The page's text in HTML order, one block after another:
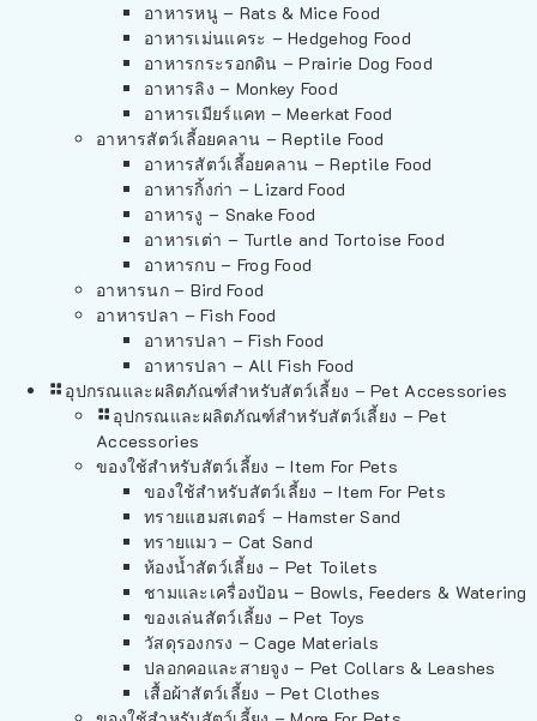
อาหารหนู – Rats & Mice Food
อาหารเม่นแคระ – Hedgehog Food
อาหารกระรอกดิน – Prairie Dog Food
อาหารลิง – Monkey Food
อาหารเมียร์แคท – Meerkat Food
อาหารสัตว์เลี้อยคลาน – Reptile Food
อาหารสัตว์เลี้อยคลาน – Reptile Food
อาหารกิ้งก่า – Lizard Food
อาหารงู – Snake Food
อาหารเต่า – Turtle and Tortoise Food
อาหารกบ – Frog Food
อาหารนก – Bird Food
อาหารปลา – Fish Food
อาหารปลา – Fish Food
อาหารปลา – All Fish Food
อุปกรณและผลิตภัณฑ์สำหรับสัตว์เลี้ยง – Pet Accessories
อุปกรณและผลิตภัณฑ์สำหรับสัตว์เลี้ยง – Pet
Accessories
ของใช้สำหรับสัตว์เลี้ยง – Item For Pets
ของใช้สำหรับสัตว์เลี้ยง – Item For Pets
ทรายแฮมสเตอร์ – Hamster Sand
ทรายแมว – Cat Sand
ห้องน้ำสัตว์เลี้ยง – Pet Toilets
ชามและเครื่องป้อน – Bowls, Feeders & Watering
ของเล่นสัตว์เลี้ยง – Pet Toys
วัสดุรองกรง – Cage Materials
ปลอกคอและสายจูง – Pet Collars & Leashes
เสื้อผ้าสัตว์เลี้ยง – Pet Clothes